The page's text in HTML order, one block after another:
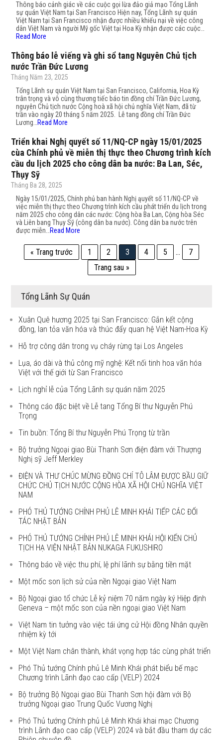
Thông báo cảnh giác về các cuộc gọi lừa đảo giả mạo Tổng Lãnh
sự quán Việt Nam tại San Francisco Hiện nay, Tổng Lãnh sự quán
Việt Nam tại San Francisco nhận được nhiều khiếu nại về việc công
dân Việt Nam và người Mỹ gốc Việt tại Hoa Kỳ nhận được các cuộc…
Read More
Thông báo lễ viếng và ghi sổ tang Nguyên Chủ tịch
nước Trần Đức Lương
Tháng Năm 23, 2025
Tổng Lãnh sự quán Việt Nam tại San Francisco, California, Hoa Kỳ
trân trọng và vô cùng thương tiếc báo tin đồng chí Trần Đức Lương,
nguyên Chủ tịch nước Cộng hoà xã hội chủ nghĩa Việt Nam, đã từ
trần vào ngày 20 tháng 5 năm 2025. Lễ tang đồng chí Trần Đức
Lương… Read More
Triển khai Nghị quyết số 11/NQ-CP ngày 15/01/2025
cùa Chính phủ về miễn thị thực theo Chương trình kích
cầu du lịch 2025 cho công dân ba nước: Ba Lan, Séc,
Thụy Sỹ
Tháng Ba 28, 2025
Ngày 15/01/2025, Chính phủ ban hành Nghị ąuyết số 11/NQ-CP về
việc miễn thị thực theo Chương trình kích cầu phát triển du lịch trong
năm 2025 cho công dân các nước: Cộng hòa Ba Lan, Cộng hòa Séc
và Liên bang Thụy Sỹ (công dân ba nước). Công dân ba nước trên
được miễn… Read More
« Trang trước 1 2 3 4 5 …
7
Trang sau »
Tổng Lãnh Sự Quán
Xuân Quê hương 2025 tại San Francisco: Gắn kết cộng
đồng, lan tỏa văn hóa và thúc đẩy quan hệ Việt Nam-Hoa Kỳ
Hỗ trợ công dân trong vụ cháy rừng tại Los Angeles
Lụa, áo dài và thủ công mỹ nghệ: Kết nối tinh hoa văn hóa
Việt với thế giới từ San Francisco
Lịch nghỉ lễ của Tổng Lãnh sự quán năm 2025
Thông cáo đặc biệt về Lễ tang Tổng Bí thư Nguyễn Phú
Trọng
Tin buồn: Tổng Bí thư Nguyễn Phú Trọng từ trần
Bộ trưởng Ngoại giao Bùi Thanh Sơn điện đàm với Thượng
Nghị sỹ Jeff Merkley
ĐIỆN VÀ THƯ CHÚC MỪNG ĐỒNG CHÍ TÔ LÂM ĐƯỢC BẦU GIỮ
CHỨC CHỦ TỊCH NƯỚC CỘNG HÒA XÃ HỘI CHỦ NGHĨA VIỆT
NAM
PHÓ THỦ TƯỚNG CHÍNH PHỦ LÊ MINH KHÁI TIẾP CÁC ĐỐI
TÁC NHẬT BẢN
PHÓ THỦ TƯỚNG CHÍNH PHỦ LÊ MINH KHÁI HỘI KIẾN CHỦ
TỊCH HẠ VIỆN NHẬT BẢN NUKAGA FUKUSHIRO
Thông báo về việc thu phí, lệ phí lãnh sự bằng tiền mặt
Một mốc son lịch sử của nền Ngoại giao Việt Nam
Bộ Ngoại giao tổ chức Lễ kỷ niệm 70 năm ngày ký Hiệp định
Geneva – một mốc son của nền ngoại giao Việt Nam
Việt Nam tin tưởng vào việc tái ứng cử Hội đồng Nhân quyền
nhiệm kỳ tới
Một Việt Nam chân thành, khát vọng hợp tác cùng phát triển
Phó Thủ tướng Chính phủ Lê Minh Khái phát biểu bế mạc
Chương trình Lãnh đạo cao cấp (VELP) 2024
Bộ trưởng Bộ Ngoại giao Bùi Thanh Sơn hội đàm với Bộ
trưởng Ngoại giao Trung Quốc Vương Nghị
Phó Thủ tướng Chính phủ Lê Minh Khái khai mạc Chương
trình Lãnh đạo cao cấp (VELP) 2024 và bắt đầu tham dự các